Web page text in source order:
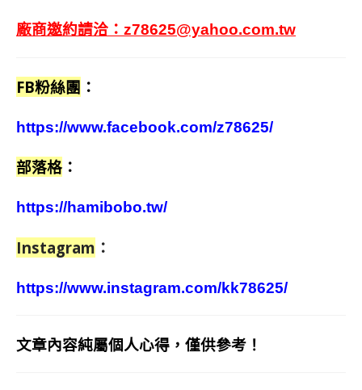
廠商邀約請洽： z78625@yahoo.com.tw
FB粉絲團 ：
https://www.facebook.com/z78625/
部落格 ：
https://hamibobo.tw/
Instagram ：
https://www.instagram.com/kk78625/
文章內容純屬個人心得，僅供參考！